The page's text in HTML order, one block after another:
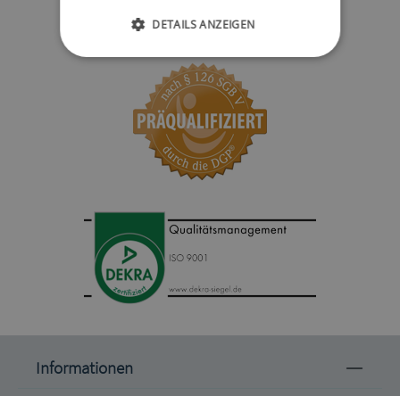
Informationen
DETAILS ANZEIGEN